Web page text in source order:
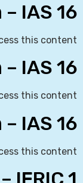
IAS 16 – חלק 1 (הכרת התקן)
this content
IAS 16 – חלק 2 (הכרת התקן)
this content
IAS 16 – חלק 3 (הכרת התקן)
this content